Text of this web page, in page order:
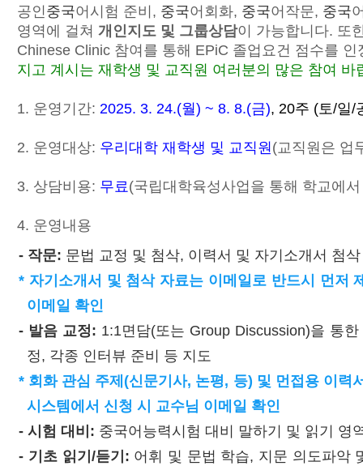
공인중국어시험 준비, 중국어회화, 중국어작문, 중국
영역에 걸쳐개인지도 및 그룹상담이 가능합니다. 또
Chinese Clinic 참여를 통해 EPiC 졸업요건 점수를
지고 계시는 재학생 및 교직원 여러분의 많은 참여 바
1. 운영기간: 2025. 3. 24.(월) ~ 8. 8.(금), 20주 (토/일/
2. 운영대상: 우리대학 재학생 및 교직원 (교직원은 업
3. 상담비용: 무료(국립대학육성사업을 통해 학교에
4. 운영내용
- 작문: 문법 교정 및 첨삭, 이력서 및 자기소개서 첨
* 자기소개서 및 첨삭 자료는 이메일로 반드시 먼저
이메일 확인
- 발음 교정: 1:1면담(또는 Group Discussion)을 통
정, 각종 인터뷰 준비 등 지도
* 회화 관심 주제(신문기사, 논평, 등) 및 먼접용 이력
시스템에서 신청 시 교수님 이메일 확인
- 시험 대비: 중국어능력시험 대비 말하기 및 읽기 영
- 기초 읽기/듣기: 어휘 및 문법 학습, 지문 의도파악